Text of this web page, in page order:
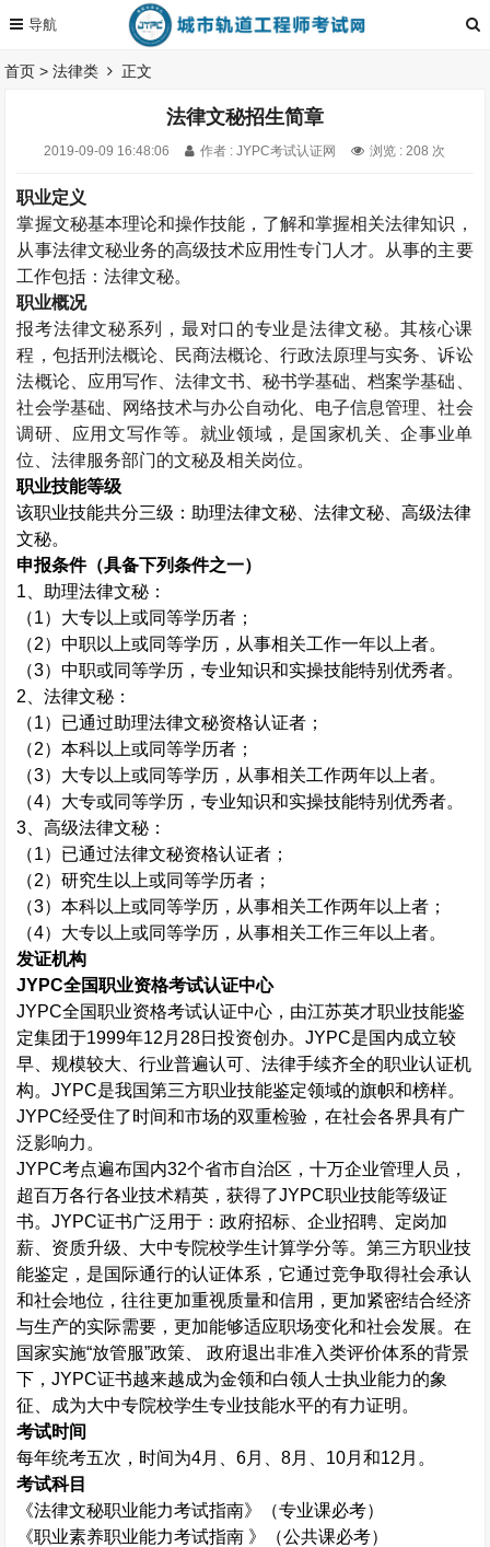
首页 >法律类 正文
法律文秘招生简章
2019-09-09 16:48:06 作者 : JYPC考试认证网 浏览 : 208 次
职业定义
掌握文秘基本理论和操作技能，了解和掌握相关法律知识，
从事法律文秘业务的高级技术应用性专门人才。从事的主要
工作包括：法律文秘。
职业概况
报考法律文秘系列，最对口的专业是法律文秘。其核心课
程，包括刑法概论、民商法概论、行政法原理与实务、诉讼
法概论、应用写作、法律文书、秘书学基础、档案学基础、
社会学基础、网络技术与办公自动化、电子信息管理、社会
调研、应用文写作等。就业领域，是国家机关、企事业单
位、法律服务部门的文秘及相关岗位。
职业技能等级
该职业技能共分三级：助理法律文秘、法律文秘、高级法律
文秘。
申报条件（具备下列条件之一）
1 、助理法律文秘：
（1）大专以上或同等学历者；
（2）中职以上或同等学历，从事相关工作一年以上者。
（3）中职或同等学历，专业知识和实操技能特别优秀者。
2 、法律文秘：
（1）已通过助理法律文秘资格认证者；
（2）本科以上或同等学历者；
（3）大专以上或同等学历，从事相关工作两年以上者。
（4）大专或同等学历，专业知识和实操技能特别优秀者。
3 、高级法律文秘：
（1）已通过法律文秘资格认证者；
（2）研究生以上或同等学历者；
（3）本科以上或同等学历，从事相关工作两年以上者；
（4）大专以上或同等学历，从事相关工作三年以上者。
发证机构
JYPC全国职业资格考试认证中心
JYPC全国职业资格考试认证中心，由江苏英才职业技能鉴
定集团于1999年12 月 28日投资创办。JYPC是国内成立较
早、规模较大、行业普遍认可、法律手续齐全的职业认证机
构。JYPC是我国第三方职业技能鉴定领域的旗帜和榜样。
JYPC经受住了时间和市场的双重检验，在社会各界具有广
泛影响力。
JYPC考点遍布国内32个省市自治区，十万企业管理人员，
超百万各行各业技术精英，获得了JYPC职业技能等级证
书。JYPC证书广泛用于：政府招标、企业招聘、定岗加
薪、资质升级、大中专院校学生计算学分等。第三方职业技
能鉴定，是国际通行的认证体系，它通过竞争取得社会承认
和社会地位，往往更加重视质量和信用，更加紧密结合经济
与生产的实际需要，更加能够适应职场变化和社会发展。在
国家实施“放管服”政策、 政府退出非准入类评价体系的背景
下，JYPC证书越来越成为金领和白领人士执业能力的象
征、成为大中专院校学生专业技能水平的有力证明。
考试时间
每年统考五次，时间为4月、6月、8月、 10月和12 月。
考试科目
《法律文秘职业能力考试指南》（专业课必考）
《职业素养职业能力考试指南 》（公共课必考）